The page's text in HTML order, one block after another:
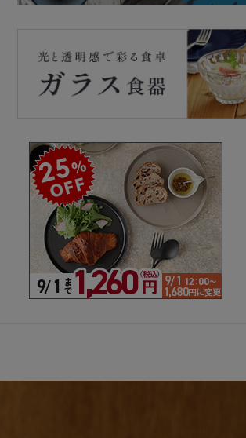
- 急須・ポット
形状で探す
- 角
- 仕切り
- 楕円
- 変形